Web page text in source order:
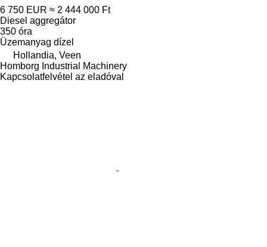
6 750 EUR ≈ 2 444 000 Ft
Diesel aggregátor
350 óra
Üzemanyag dízel
Hollandia, Veen
Homborg Industrial Machinery
Kapcsolatfelvétel az eladóval